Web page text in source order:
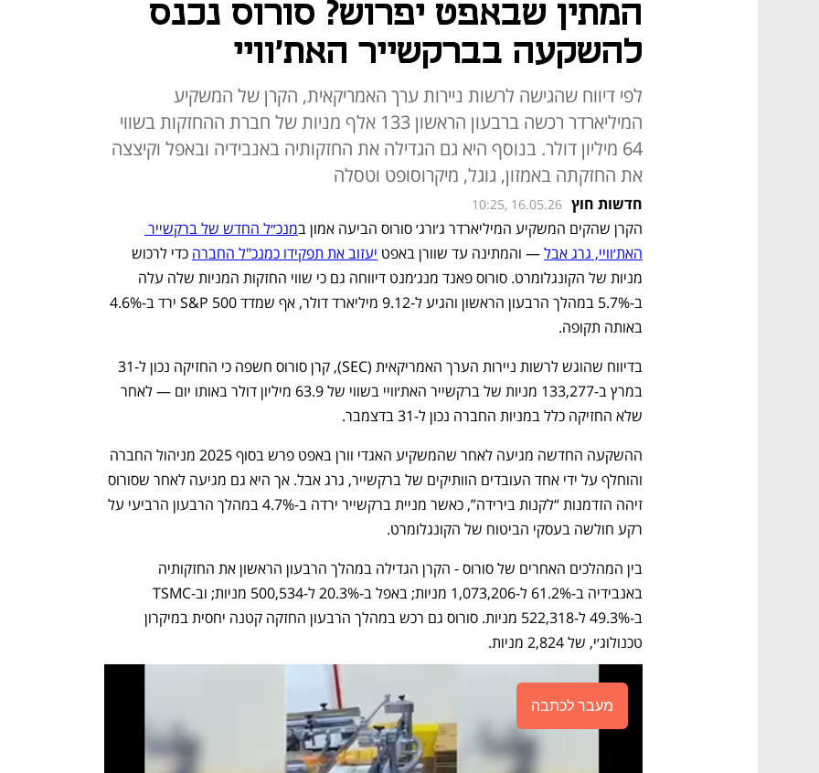
המתין שבאפט יפרוש? סורוס נכנס
להשקעה בברקשייר האת'וויי
לפי דיווח שהגישה לרשות ניירות ערך האמריקאית, הקרן של המשקיע
המיליארדר רכשה ברבעון הראשון 133 אלף מניות של חברת ההחזקות בשווי
64 מיליון דולר. בנוסף היא גם הגדילה את החזקותיה באנבידיה ובאפל וקיצצה
את החזקתה באמזון, גוגל, מיקרוסופט וטסלה
חדשות חוץ 10:25, 16.05.26
הקרן שהקים המשקיע המיליארדר ג׳ורג׳ סורוס הביעה אמון ב
האת׳וויי, גרג אבל — והמתינה עד שוורן באפט יעזוב את תפקידו כמנכ"ל החברה
באותה תקופה.
שלא החזיקה כלל במניות החברה נכון ל-31 בדצמבר.
רקע חולשה בעסקי הביטוח של הקונגלומרט.
טכנולוג׳י, של 2,824 מניות.
מעבר לכתבה